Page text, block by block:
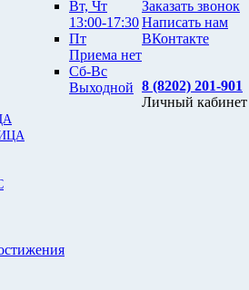
Вт, Чт
13:00-17:30
Пт
Приема нет
Сб-Вс
Выходной
Заказать звонок
Написать нам
ВКонтакте
8 (8202) 201-901
Личный кабинет